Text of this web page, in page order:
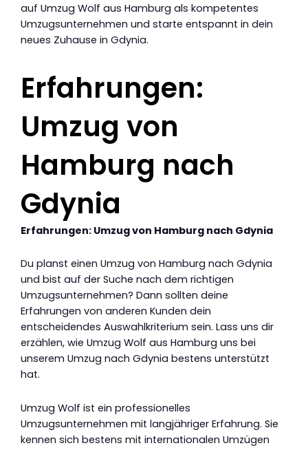
auf Umzug Wolf aus Hamburg als kompetentes
Umzugsunternehmen und starte entspannt in dein
neues Zuhause in Gdynia.
Erfahrungen:
Umzug von
Hamburg nach
Gdynia
Erfahrungen: Umzug von Hamburg nach Gdynia
Du planst einen Umzug von Hamburg nach Gdynia
und bist auf der Suche nach dem richtigen
Umzugsunternehmen? Dann sollten deine
Erfahrungen von anderen Kunden dein
entscheidendes Auswahlkriterium sein. Lass uns dir
erzählen, wie Umzug Wolf aus Hamburg uns bei
unserem Umzug nach Gdynia bestens unterstützt
hat.
Umzug Wolf ist ein professionelles
Umzugsunternehmen mit langjähriger Erfahrung. Sie
kennen sich bestens mit internationalen Umzügen